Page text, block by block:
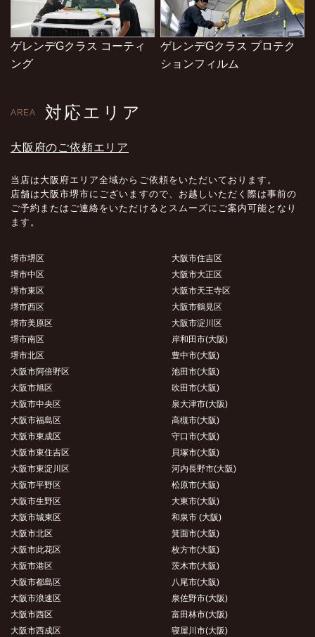
ゲレンデGクラス コーティ
ング
ゲレンデGクラス プロテク
ションフィルム
AREA 対応エリア
大阪府のご依頼エリア
当店は大阪府エリア全域からご依頼をいただいております。
店舗は大阪市堺市にございますので、お越しいただく際は事前の
ご予約またはご連絡をいただけるとスムーズにご案内可能となり
ます。
堺市堺区
堺市中区
堺市東区
堺市西区
堺市美原区
堺市南区
堺市北区
大阪市阿倍野区
大阪市旭区
大阪市中央区
大阪市福島区
大阪市東成区
大阪市東住吉区
大阪市東淀川区
大阪市平野区
大阪市生野区
大阪市城東区
大阪市北区
大阪市此花区
大阪市港区
大阪市都島区
大阪市浪速区
大阪市西区
大阪市西成区
大阪市住吉区
大阪市大正区
大阪市天王寺区
大阪市鶴見区
大阪市淀川区
岸和田市(大阪)
豊中市(大阪)
池田市(大阪)
吹田市(大阪)
泉大津市(大阪)
高槻市(大阪)
守口市(大阪)
貝塚市(大阪)
河内長野市(大阪)
松原市(大阪)
大東市(大阪)
和泉市 (大阪)
箕面市(大阪)
枚方市(大阪)
茨木市(大阪)
八尾市(大阪)
泉佐野市(大阪)
富田林市(大阪)
寝屋川市(大阪)